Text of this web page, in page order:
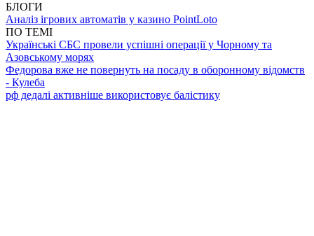
БЛОГИ
Аналіз ігрових автоматів у казино PointLoto
ПО ТЕМІ
Українські СБС провели успішні операції у Чорному та
Азовському морях
Федорова вже не повернуть на посаду в оборонному відомств
- Кулеба
рф дедалі активніше використовує балістику